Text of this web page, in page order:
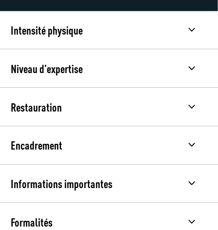
Intensité physique
Niveau d’expertise
Restauration
Encadrement
Informations importantes
Formalités